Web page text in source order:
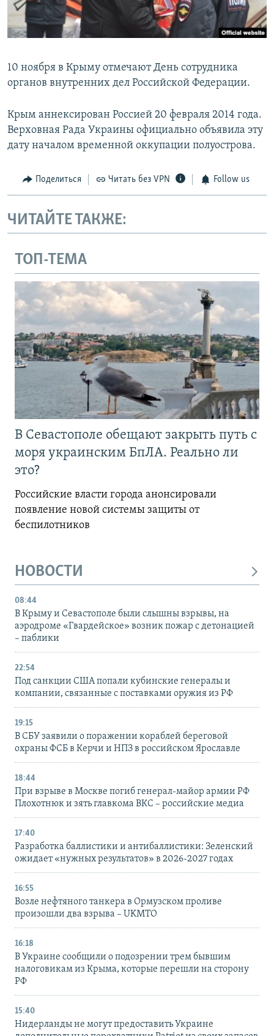
10 ноября в Крыму отмечают День сотрудника
органов внутренних дел Российской Федерации.
Крым аннексирован Россией 20 февраля 2014 года.
Верховная Рада Украины официально объявила эту
дату началом временной оккупации полуострова.
Поделиться Читать без VPN Follow us
ЧИТАЙТЕ ТАКЖЕ:
ТОП-ТЕМА
В Севастополе обещают закрыть путь с
моря украинским БпЛА. Реально ли
это?
Российские власти города анонсировали
появление новой системы защиты от
беспилотников
НОВОСТИ
08:44
В Крыму и Севастополе были слышны взрывы, на
аэродроме «Гвардейское» возник пожар с детонацией
– паблики
22:54
Под санкции США попали кубинские генералы и
компании, связанные с поставками оружия из РФ
19:15
В СБУ заявили о поражении кораблей береговой
охраны ФСБ в Керчи и НПЗ в российском Ярославле
18:44
При взрыве в Москве погиб генерал-майор армии РФ
Плохотнюк и зять главкома ВКС – российские медиа
17:40
Разработка баллистики и антибаллистики: Зеленский
ожидает «нужных результатов» в 2026-2027 годах
16:55
Возле нефтяного танкера в Ормузском проливе
произошли два взрыва – UKMTO
16:18
В Украине сообщили о подозрении трем бывшим
налоговикам из Крыма, которые перешли на сторону
РФ
15:40
Нидерланды не могут предоставить Украине